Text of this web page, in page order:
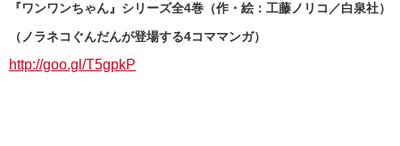
『ワンワンちゃん』シリーズ全4巻（作・絵：工藤ノリコ／白泉社）
（ノラネコぐんだんが登場する4コママンガ）
http://goo.gl/T5gpkP